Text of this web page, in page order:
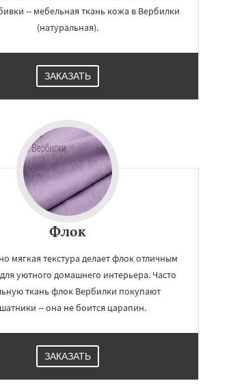
-- мебельная ткань кожа в Вербилки
(натуральная).
ЗАКАЗАТЬ
Флок
мягкая текстура делает флок отличным
уютного домашнего интерьера. Часто
ткань флок Вербилки покупают
-- она не боится царапин.
ЗАКАЗАТЬ